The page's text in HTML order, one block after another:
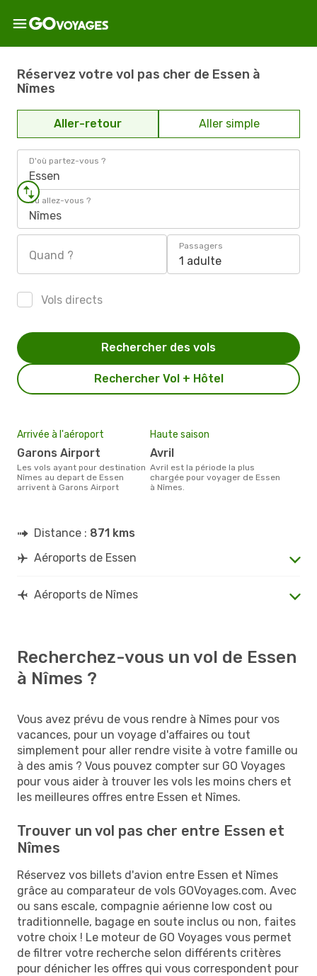
Réservez votre vol pas cher de Essen à
Nîmes
Aller-retour Aller simple
D'où partez-vous ?
Essen
Où allez-vous ?
Nîmes
Quand ?
Passagers
1 adulte
Vols directs
Rechercher Vol + Hôtel
Rechercher des vols
Arrivée à l'aéroport
Garons Airport
Les vols ayant pour destination
Nîmes au depart de Essen
arrivent à Garons Airport
Haute saison
avril
avril est la période la plus
chargée pour voyager de Essen
à Nîmes.
Distance : 871 kms
Aéroports de Essen
Aéroports de Nîmes
Recherchez-vous un vol de Essen
à Nîmes ?
Vous avez prévu de vous rendre à Nîmes pour vos
vacances, pour un voyage d'affaires ou tout
simplement pour aller rendre visite à votre famille ou
à des amis ? Vous pouvez compter sur GO Voyages
pour vous aider à trouver les vols les moins chers et
les meilleures offres entre Essen et Nîmes.
Trouver un vol pas cher entre Essen et
Nîmes
Réservez vos billets d'avion entre Essen et Nîmes
grâce au comparateur de vols GOVoyages.com. Avec
ou sans escale, compagnie aérienne low cost ou
traditionnelle, bagage en soute inclus ou non, faites
votre choix ! Le moteur de GO Voyages vous permet
de filtrer votre recherche selon différents critères
pour dénicher les offres qui vous correspondent pour